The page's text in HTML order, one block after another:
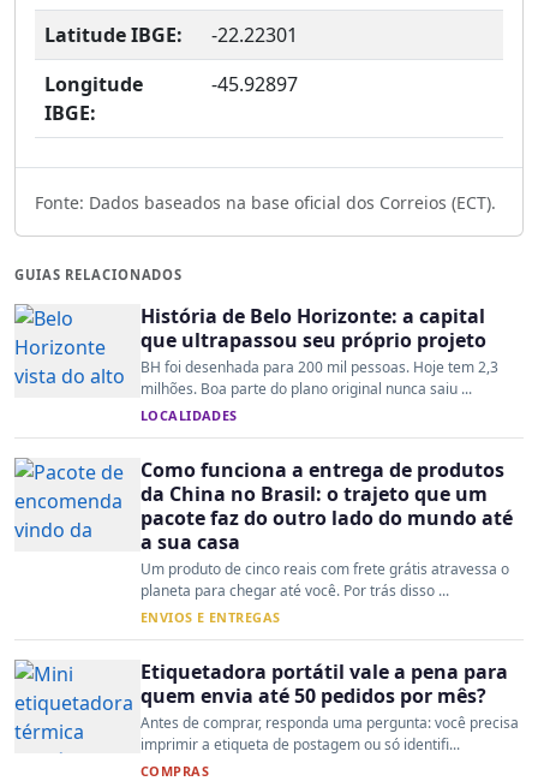
Latitude IBGE:
-22.22301
Longitude
IBGE:
-45.92897
Fonte: Dados baseados na base oficial dos Correios (ECT).
GUIAS RELACIONADOS
História de Belo Horizonte: a capital
que ultrapassou seu próprio projeto
BH foi desenhada para 200 mil pessoas. Hoje tem 2,3
milhões. Boa parte do plano original nunca saiu ...
LOCALIDADES
Como funciona a entrega de produtos
da China no Brasil: o trajeto que um
pacote faz do outro lado do mundo até
a sua casa
Um produto de cinco reais com frete grátis atravessa o
planeta para chegar até você. Por trás disso ...
ENVIOS E ENTREGAS
Etiquetadora portátil vale a pena para
quem envia até 50 pedidos por mês?
Antes de comprar, responda uma pergunta: você precisa
imprimir a etiqueta de postagem ou só identifi...
COMPRAS